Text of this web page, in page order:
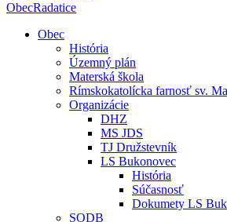
ObecRadatice
Obec
História
Územný plán
Materská škola
Rímskokatolícka farnosť sv.
Organizácie
DHZ
MS JDS
TJ Družstevník
LS Bukonovec
História
Súčasnosť
Dokumety LS
SODB